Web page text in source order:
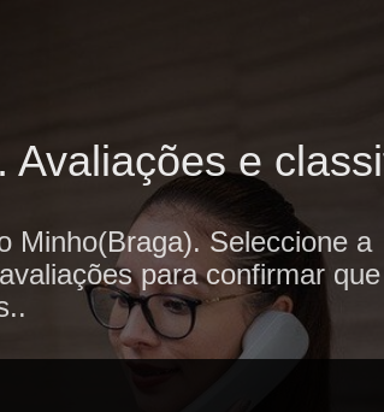
e
Minho(Braga). Seleccione a
para confirmar que